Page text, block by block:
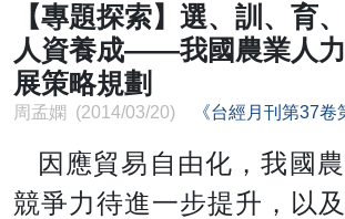
【專題探索】選、訓、育
人資養成——我國農業人
展策略規劃
周孟嫻 (2014/03/20) 《台經月刊第37卷
因應貿易自由化，我國
競爭力待進一步提升，以